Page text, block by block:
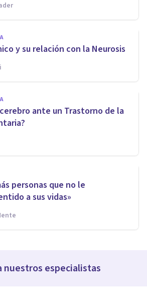
y su relación con la Neurosis
ante un Trastorno de la
personas que no le
a sus vidas»
nuestros especialistas